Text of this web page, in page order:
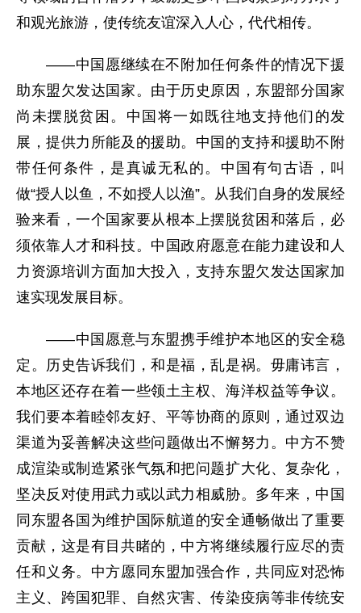
和观光旅游，使传统友谊深入人心，代代相传。
——中国愿继续在不附加任何条件的情况下援
助东盟欠发达国家。由于历史原因，东盟部分国家
尚未摆脱贫困。中国将一如既往地支持他们的发
展，提供力所能及的援助。中国的支持和援助不附
带任何条件，是真诚无私的。中国有句古语，叫
做“授人以鱼，不如授人以渔”。从我们自身的发展经
验来看，一个国家要从根本上摆脱贫困和落后，必
须依靠人才和科技。中国政府愿意在能力建设和人
力资源培训方面加大投入，支持东盟欠发达国家加
速实现发展目标。
——中国愿意与东盟携手维护本地区的安全稳
定。历史告诉我们，和是福，乱是祸。毋庸讳言，
本地区还存在着一些领土主权、海洋权益等争议。
我们要本着睦邻友好、平等协商的原则，通过双边
渠道为妥善解决这些问题做出不懈努力。中方不赞
成渲染或制造紧张气氛和把问题扩大化、复杂化，
坚决反对使用武力或以武力相威胁。多年来，中国
同东盟各国为维护国际航道的安全通畅做出了重要
贡献，这是有目共睹的，中方将继续履行应尽的责
任和义务。中方愿同东盟加强合作，共同应对恐怖
主义、跨国犯罪、自然灾害、传染疫病等非传统安